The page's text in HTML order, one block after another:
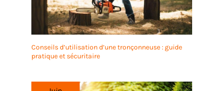
Conseils d’utilisation d’une tronçonneuse : guide
pratique et sécuritaire